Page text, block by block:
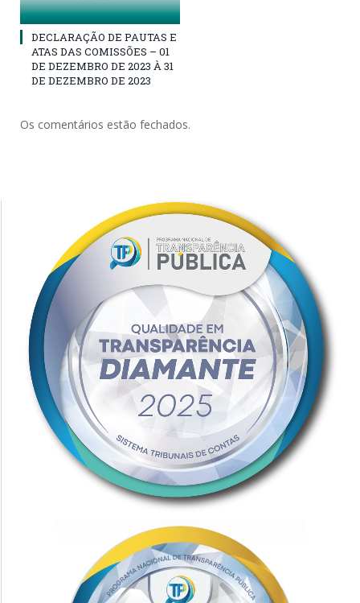
DECLARAÇÃO DE PAUTAS E
ATAS DAS COMISSÕES – 01
DE DEZEMBRO DE 2023 À 31
DE DEZEMBRO DE 2023
Os comentários estão fechados.